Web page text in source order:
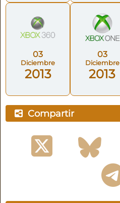
03
Diciembre
2013
03
Diciembre
2013
Compartir